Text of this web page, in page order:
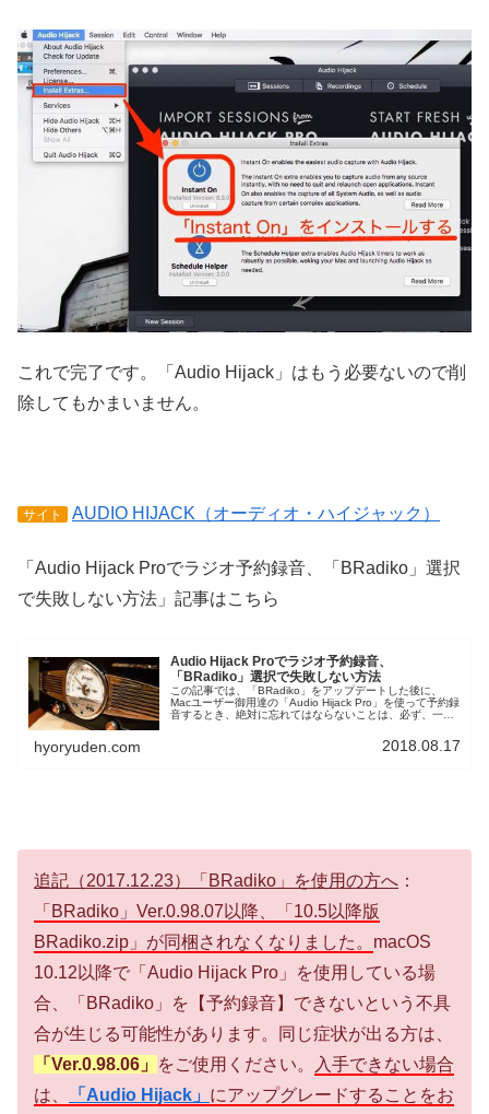
これで完了です。「Audio Hijack」はもう必要ないので削
除してもかまいません。
サイト AUDIO HIJACK（オーディオ・ハイジャック）
「Audio Hijack Proでラジオ予約録音、「BRadiko」選択
で失敗しない方法」記事はこちら
Audio Hijack Proでラジオ予約録音、
「BRadiko」選択で失敗しない方法
この記事では、「BRadiko」をアップデートした後に、
Macユーザー御用達の「Audio Hijack Pro」を使って予約録
音するとき、絶対に忘れてはならないことは、必ず、一度
hyoryuden.com 2018.08.17
追記（2017.12.23）「BRadiko」を使用の方へ ：
「BRadiko」Ver.0.98.07以降、「10.5以降版
BRadiko.zip」が同梱されなくなりました。 macOS
10.12以降で「Audio Hijack Pro」を使用している場
合、「BRadiko」を【予約録音】できないという不具
合が生じる可能性があります。同じ症状が出る方は、
「Ver.0.98.06」 をご使用ください。
入手できない場合
は、
「Audio Hijack」 にアップグレードすることをお